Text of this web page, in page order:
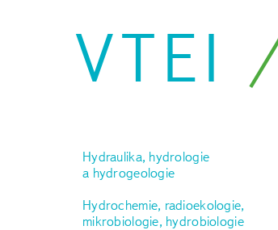
VTEI
Hydraulika, hydrologie
a hydrogeologie
Hydrochemie, radioekologie,
mikrobiologie, hydrobiologie